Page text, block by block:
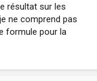
résultat sur les
ne comprend pas
formule pour la